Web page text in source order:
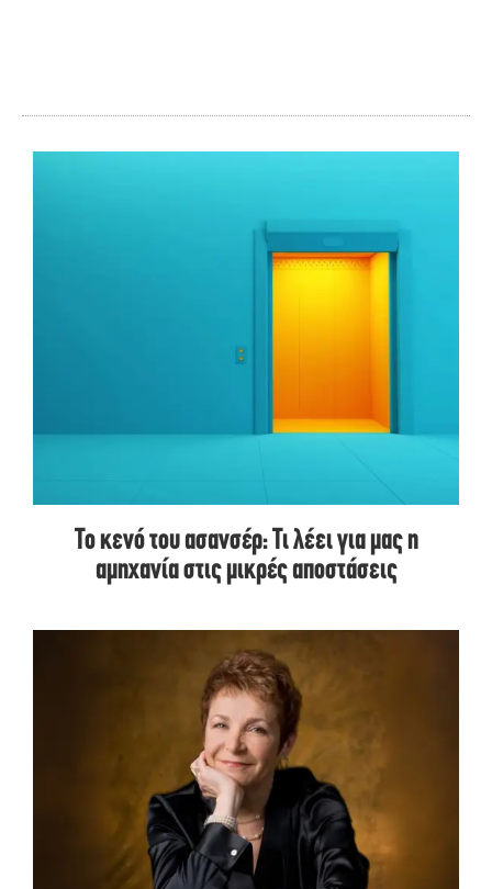
Το κενό του ασανσέρ: Τι λέει για μας η
αμηχανία στις μικρές αποστάσεις